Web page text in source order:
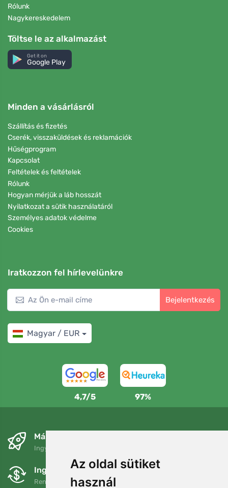
Az oldal sütiket
használ
Rólunk
Nagykereskedelem
Töltse le az alkalmazást
Get it on
Google Play
Minden a vásárlásról
Szállítás és fizetés
Cserék, visszaküldések és reklamációk
Hűségprogram
Kapcsolat
Feltételek és feltételek
Rólunk
Hogyan mérjük a láb hosszát
Nyilatkozat a sütik használatáról
Személyes adatok védelme
Cookies
Iratkozzon fel hírlevelünkre
Bejelentkezés
Magyar / EUR
4,7/5 97%
Másnapra és ingyenesen
Ingyenes szállítás a következő összeg felett: 80 EUR
Ingyenes csere és visszaküldés
Rendelését 90 napon belül bármikor visszaküldheti vagy